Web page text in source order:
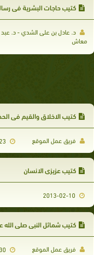
كتيب حاجات البشرية في
د. عادل بن على الشدي - د. عبد
معاش
كتيب الاخلاق والقيم في
فريق عمل الموقع
كتيب عزيزي الانسان
2013-02-10
كتيب شمائل النبي صلى الله
فريق عمل الموقع